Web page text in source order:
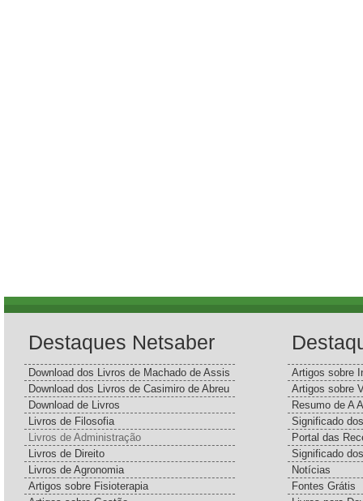
Destaques Netsaber
Download dos Livros de Machado de Assis
Download dos Livros de Casimiro de Abreu
Download de Livros
Livros de Filosofia
Livros de Administração
Livros de Direito
Livros de Agronomia
Artigos sobre Fisioterapia
Artigos sobre
Artigos sobre
Resumo de A
Significado
Portal das
Significado
Notícias
Fontes Grátis